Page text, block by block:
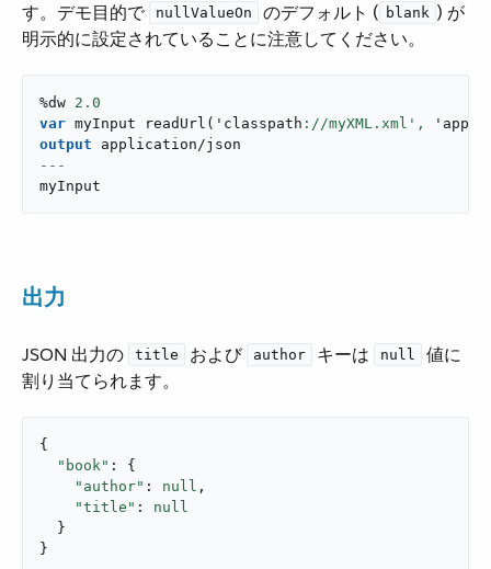
す。デモ目的で ​
nullValueOn ​ のデフォルト (​ blank ​) が
明示的に設定されていることに注意してください。
%dw 2.0
var myInput readUrl ( 'classpath ://myXML.xml', '
output
application/json
---
myInput
出力
JSON 出力の ​ title ​ および ​ author ​ キーは ​ null
​ 値に
割り当てられます。
{
"book" : {
"author" : null ,
"title" : null
  }
}